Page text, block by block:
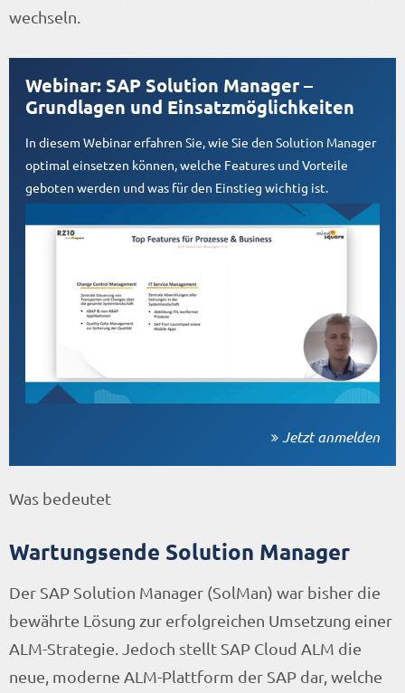
wechseln.
Webinar: SAP Solution Manager –
Grundlagen und Einsatzmöglichkeiten
In diesem Webinar erfahren Sie, wie Sie den Solution Manager
optimal einsetzen können, welche Features und Vorteile
geboten werden und was für den Einstieg wichtig ist.
Jetzt anmelden
Was bedeutet
Wartungsende Solution Manager
Der SAP Solution Manager (SolMan) war bisher die
bewährte Lösung zur erfolgreichen Umsetzung einer
ALM-Strategie. Jedoch stellt SAP Cloud ALM die
neue, moderne ALM-Plattform der SAP dar, welche